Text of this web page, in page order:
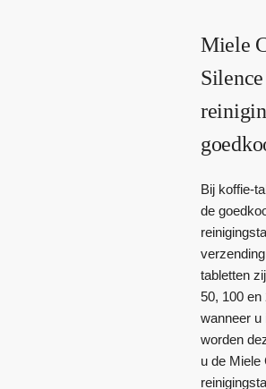
Miele
Silence
Bij koffie-
de
tabletten
50, 100
wanneer u
worden
u de Miele